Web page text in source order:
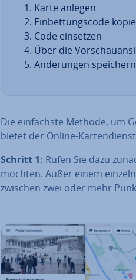
Karte anlegen
Ein­bet­tungs­code
Code einsetzen
Über die
Än­de­run­gen speichern
Die ein­fachs­te Methode, um
bietet der Online-
Schritt 1: Rufen Sie dazu
möchten. Außer einem
zwischen zwei oder mehr